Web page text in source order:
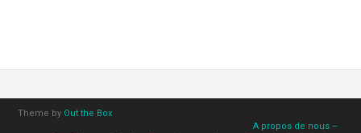
Theme by Out the Box
A propos de nous –